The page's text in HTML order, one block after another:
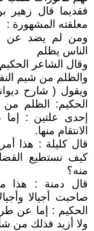
فقديما قال
معلقته المشهورة :
ومن لم يضد عن
الناس يظلم
وقال الشاعر
والظلم من شيم
ويقول ( شارح
الحكيم: الظلم
إحدى علتين :
الانتقام منها.
قال كليلة : هذا
كيف نستطيع
منه؟
قال دمنة : هذا
صاحبت أجيالا
الحكيم : إما عن
ولا أزيد فذلك من